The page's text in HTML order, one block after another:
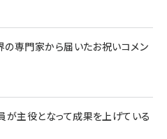
専門家から届いたお祝いコメン
が主役となって成果を上げている